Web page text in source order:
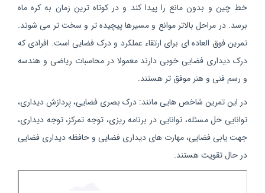
خط چین و بدون مانع را پیدا کند و در کوتاه ترین زمان به کره ماه
برسد. در مراحل بالاتر موانع و مسیرها پیچیده تر و سخت تر می شوند.
تمرین فوق العاده ای برای ارتقاء عملکرد و درک فضایی است. افرادی که
درک دیداری فضایی خوبی دارند معمولا در محاسبات ریاضی و هندسه
و رسم فنی و هنر موفق تر هستند.
در این تمرین شاخص هایی مانند: درک بصری فضایی، پردازش دیداری،
توانایی حل مسئله، توانایی در برنامه ریزی، توجه تمرکز، توجه دیداری،
جهت یابی فضایی، مهارت های دیداری فضایی و حافظه دیداری فضایی
در حال تقویت هستند.